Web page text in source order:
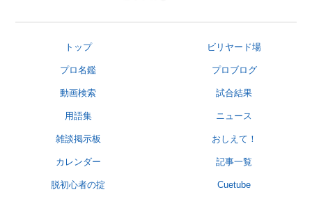
トップ ビリヤード場
プロ名鑑 プロブログ
動画検索 試合結果
用語集 ニュース
雑談掲示板 おしえて！
カレンダー 記事一覧
脱初心者の掟 Cuetube